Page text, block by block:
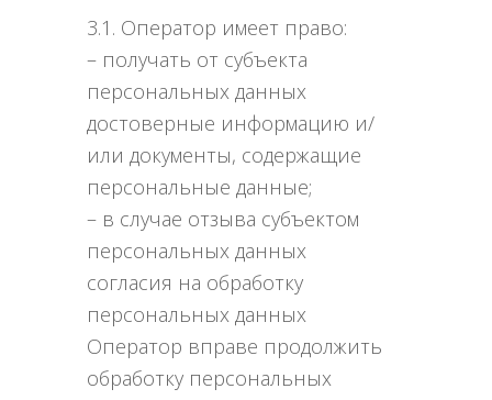
3.1. Оператор имеет право:
– получать от субъекта
персональных данных
достоверные информацию и/
или документы, содержащие
персональные данные;
– в случае отзыва субъектом
персональных данных
согласия на обработку
персональных данных
Оператор вправе продолжить
обработку персональных